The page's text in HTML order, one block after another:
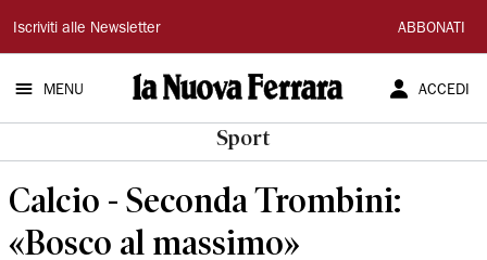
La
Nuova
Ferrara
Iscriviti alle Newsletter ABBONATI
MENU ACCEDI
Sport
Calcio - Seconda Trombini:
«Bosco al massimo»